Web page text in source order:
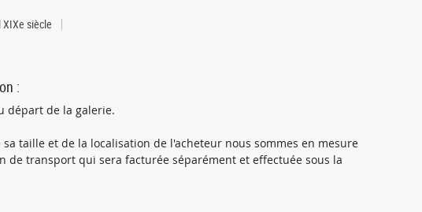
siècle
:
départ de la galerie.
taille et de la localisation de l'acheteur nous sommes en mesure
de transport qui sera facturée séparément et effectuée sous la